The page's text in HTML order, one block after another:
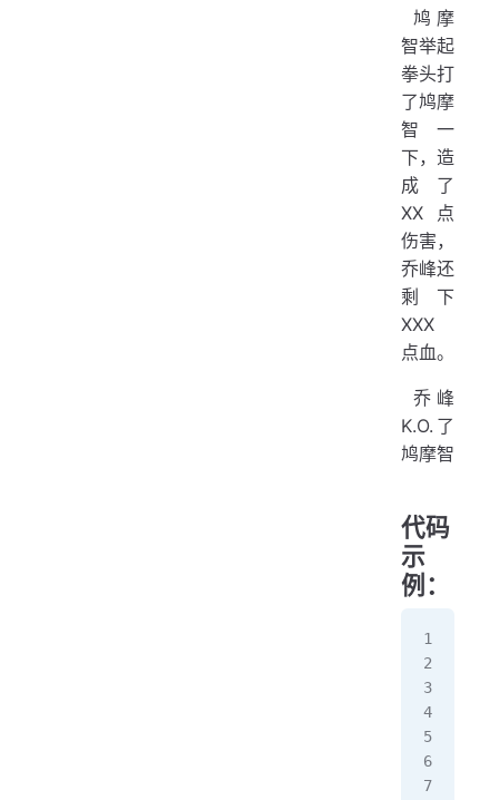
​ 鸠摩
智举起
拳头打
了鸠摩
智一
下，造
成了
XX 点
伤害，
乔峰还
剩下
XXX
点血。
​ 乔峰
K.O.了
鸠摩智
代码
示
例：